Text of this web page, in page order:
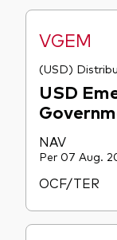
VGEM
(USD)
USD
NAV
Per 07 Aug.
OCF/TER